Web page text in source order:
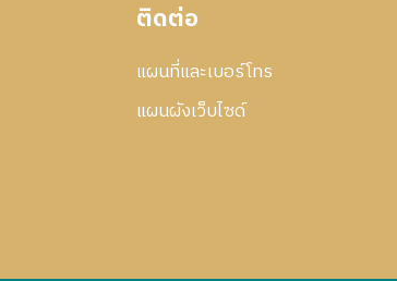
ติดต่อ
แผนที่และเบอร์โทร
แผนผังเว็บไซด์